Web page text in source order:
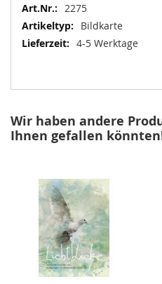
Mehr
Informationen
2275
Bildkarte
4-5 Werktage
Wir haben andere
Ihnen gefallen